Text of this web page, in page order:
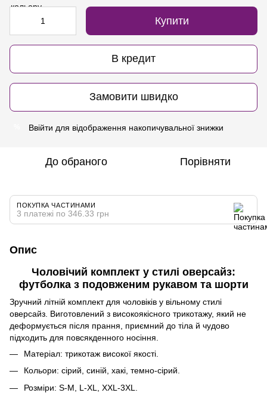
Купити
В кредит
Замовити швидко
Ввійти для відображення накопичувальної знижки
До обраного Порівняти
ПОКУПКА ЧАСТИНАМИ
3 платежі по 346.33 грн
Опис
Чоловічий комплект у стилі оверсайз:
футболка з подовженим рукавом та шорти
Зручний літній комплект для чоловіків у вільному стилі
оверсайз. Виготовлений з високоякісного трикотажу, який не
деформується після прання, приємний до тіла й чудово
підходить для повсякденного носіння.
Матеріал: трикотаж високої якості.
Кольори: сірий, синій, хакі, темно-сірий.
Розміри: S-M, L-XL, XXL-3XL.